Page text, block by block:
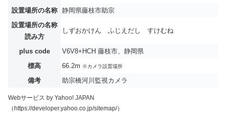
設置場所の名称
静岡県藤枝市助宗
設置場所の名称
読み方
しずおかけん ふじえだし すけむね
plus code
V6V8+HCH 藤枝市、静岡県
標高
66.2m ※カメラ設置場所
備考 助宗橋河川監視カメラ
Webサービス by Yahoo! JAPAN
（https://developer.yahoo.co.jp/sitemap/）